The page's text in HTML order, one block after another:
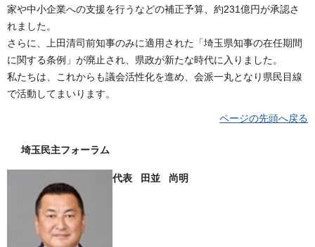
家や中小企業への支援を行うなどの補正予算、約231億円が承認さ
れました。
さらに、上田清司前知事のみに適用された「埼玉県知事の在任期間
に関する条例」が廃止され、県政が新たな時代に入りました。
私たちは、これからも議会活性化を進め、会派一丸となり県民目線
で活動してまいります。
ページの先頭へ戻る
埼玉民主フォーラム
代表 田並 尚明